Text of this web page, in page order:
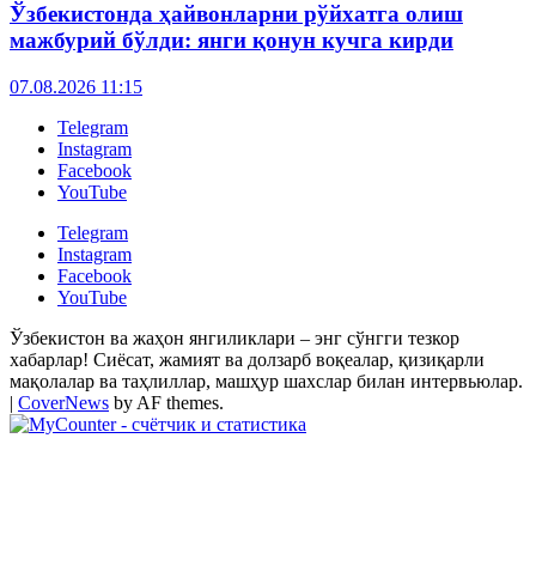
Ўзбекистонда ҳайвонларни рўйхатга олиш
мажбурий бўлди: янги қонун кучга кирди
07.08.2026 11:15
Telegram
Instagram
Facebook
YouTube
Telegram
Instagram
Facebook
YouTube
Ўзбекистон ва жаҳон янгиликлари – энг сўнгги тезкор
хабарлар! Сиёсат, жамият ва долзарб воқеалар, қизиқарли
мақолалар ва таҳлиллар, машҳур шахслар билан интервьюлар.
| CoverNews by AF themes.